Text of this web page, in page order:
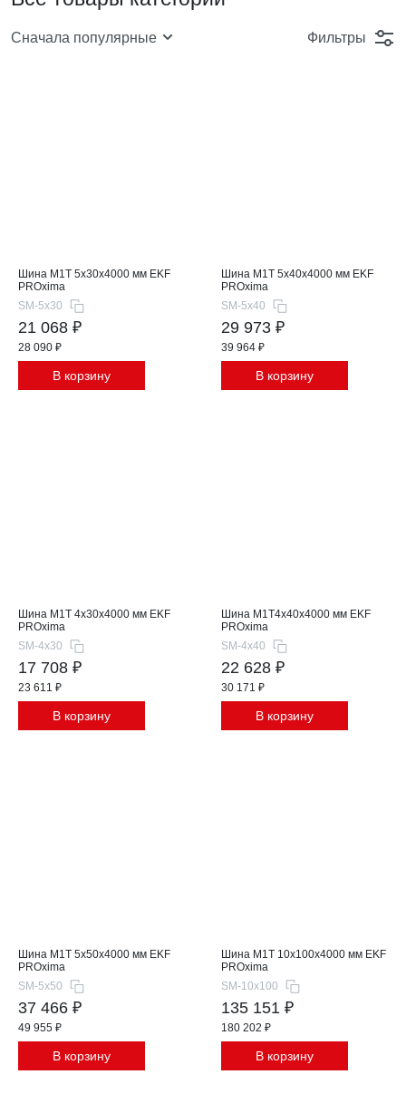
Сначала популярные Фильтры
Шина М1T 5x30x4000 мм EKF
PROxima
SM-5x30
21 068 ₽
28 090 ₽
В корзину
Шина М1T 5x40x4000 мм EKF
PROxima
SM-5x40
29 973 ₽
39 964 ₽
В корзину
Шина М1T 4x30x4000 мм EKF
PROxima
SM-4x30
17 708 ₽
23 611 ₽
В корзину
Шина М1T4x40x4000 мм EKF
PROxima
SM-4x40
22 628 ₽
30 171 ₽
В корзину
Шина М1T 5x50x4000 мм EKF
PROxima
SM-5x50
37 466 ₽
49 955 ₽
В корзину
Шина М1T 10x100x4000 мм EKF
PROxima
SM-10x100
135 151 ₽
180 202 ₽
В корзину